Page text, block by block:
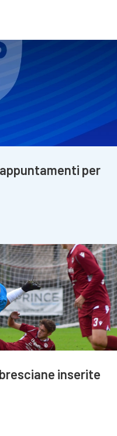
per
inserite